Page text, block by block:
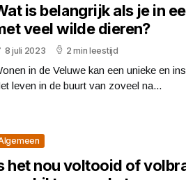
is belangrijk als je in
veel wilde dieren?
8 juli 2023 2 min leestijd
in de Veluwe kan een unieke en
leven in de buurt van zoveel na...
het nou voltooid of